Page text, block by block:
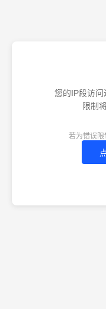
您的IP段访问
限制
若为错误